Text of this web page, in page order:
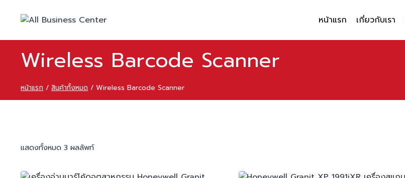
หน้าแรก เกี่ยวกับเรา
Wireless Barcode Scanner
หน้าแรก / สินค้าทั้งหมด / Wireless Barcode Scanner
แสดงทั้งหมด 3 ผลลัพท์